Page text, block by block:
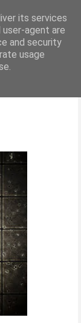
its services
user-agent are
and security
usage